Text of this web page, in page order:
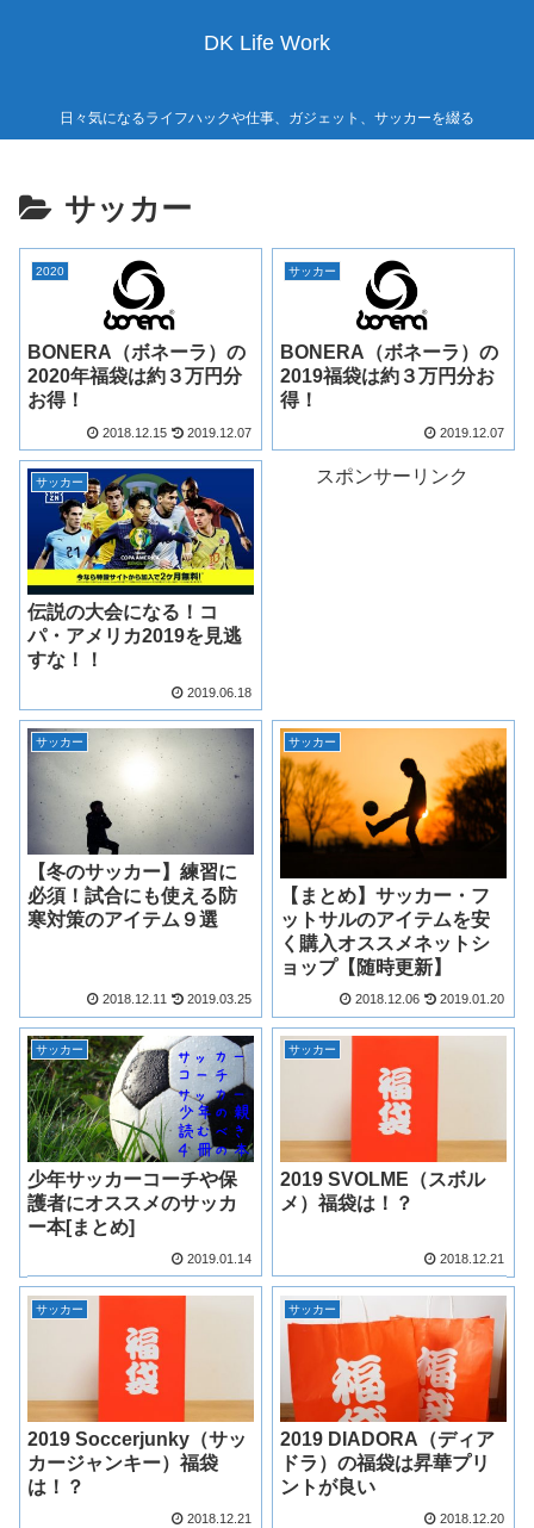
DK Life Work
日々気になるライフハックや仕事、ガジェット、サッカーを綴る
サッカー
2020
BONERA（ボネーラ）の
2020年福袋は約３万円分
お得！
2018.12.15 2019.12.07
サッカー
BONERA（ボネーラ）の
2019福袋は約３万円分お
得！
2019.12.07
サッカー
伝説の大会になる！コ
パ・アメリカ2019を見逃
すな！！
2019.06.18
スポンサーリンク
サッカー
【冬のサッカー】練習に
必須！試合にも使える防
寒対策のアイテム９選
2018.12.11 2019.03.25
サッカー
【まとめ】サッカー・フ
ットサルのアイテムを安
く購入オススメネットシ
ョップ【随時更新】
2018.12.06 2019.01.20
サッカー
少年サッカーコーチや保
護者にオススメのサッカ
ー本[まとめ]
2019.01.14
サッカー
2019 SVOLME（スボル
メ）福袋は！？
2018.12.21
サッカー
2019 Soccerjunky（サッ
カージャンキー）福袋
は！？
2018.12.21
サッカー
2019 DIADORA（ディア
ドラ）の福袋は昇華プリ
ントが良い
2018.12.20